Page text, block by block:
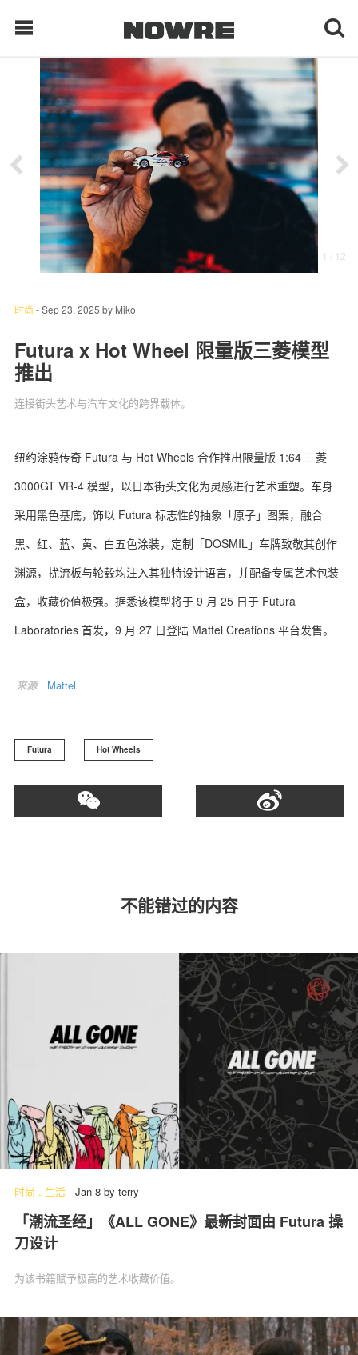
每日鲜榨
现客视点
每日栏目
球 鞋
科 技
1 / 12
时尚 -Sep 23, 2025 by Miko
Futura x Hot Wheel 限量版三菱模型
推出
连接街头艺术与汽车文化的跨界载体。
纽约涂鸦传奇 Futura 与 Hot Wheels 合作推出限量版 1:64 三菱
3000GT VR-4 模型，以日本街头文化为灵感进行艺术重塑。车身
采用黑色基底，饰以 Futura 标志性的抽象「原子」图案，融合
黑、红、蓝、黄、白五色涂装，定制「DOSMIL」车牌致敬其创作
渊源，扰流板与轮毂均注入其独特设计语言，并配备专属艺术包装
盒，收藏价值极强。据悉该模型将于 9 月 25 日于 Futura
Laboratories 首发，9 月 27 日登陆 Mattel Creations 平台发售。
来源 Mattel
Futura Hot Wheels
不能错过的内容
时尚 . 生活 - Jan 8 by terry
「潮流圣经」《ALL GONE》最新封面由 Futura 操
刀设计
为该书籍赋予极高的艺术收藏价值。